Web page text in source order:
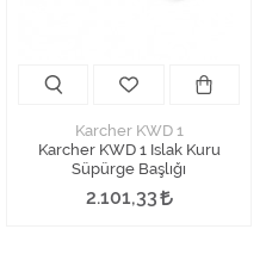
Karcher KWD 1
Karcher KWD 1 Islak Kuru
Süpürge Başlığı
2.101,33